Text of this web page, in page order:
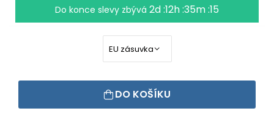
Do konce slevy zbývá 2d :12h :35m :15
DO KOŠÍKU